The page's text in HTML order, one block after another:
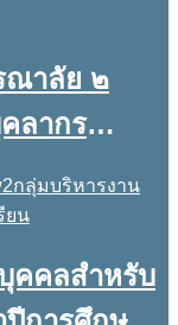
ณาลัย ๒
ลากร
พักอาศัย
กลุ่มบริหารงาน
ยน
คคลสำหรับ